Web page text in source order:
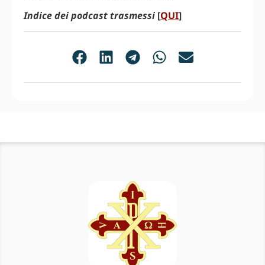
Indice dei podcast trasmessi [QUI]